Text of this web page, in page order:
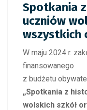
Spotkania
uczniów
wszystkich
W maju 2024 r.
finansowanego
z budżetu
„Spotkania z
wolskich szkół